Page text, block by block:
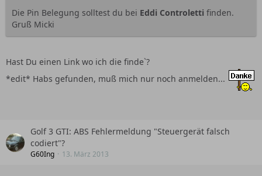
Die Pin Belegung solltest du bei Eddi Controletti finden.
Gruß Micki
Hast Du einen Link wo ich die finde`?
*edit* Habs gefunden, muß mich nur noch anmelden...
Golf 3 GTI: ABS Fehlermeldung "Steuergerät falsch
codiert"?
G60Ing 13. März 2013